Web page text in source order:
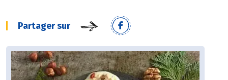
Partager sur